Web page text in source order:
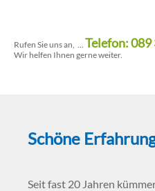
Rufen Sie uns an, … Telefon:
Wir helfen Ihnen gerne weiter.
Schöne
Seit fast 20 Jahren